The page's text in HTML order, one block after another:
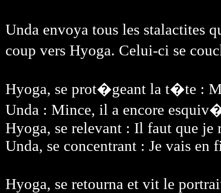
Unda envoya tous les stalactites
coup vers Hyoga. Celui-ci se
Hyoga, se prot�geant la t�te :
Unda : Mince, il a encore
Hyoga, se relevant : Il faut que je
Unda, se concentrant : Je vais en
Hyoga, se retourna et vit le